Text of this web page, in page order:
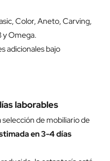
Color, Aneto, Carving,
y Omega.
adicionales bajo
laborables
de mobiliario de
en 3-4 días